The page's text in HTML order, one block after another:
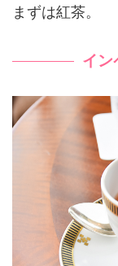
まずは紅茶。
イン